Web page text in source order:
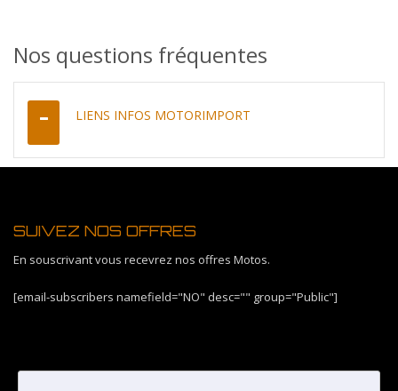
Nos questions fréquentes
LIENS INFOS MOTORIMPORT
SUIVEZ NOS OFFRES
En souscrivant vous recevrez nos offres Motos.
[email-subscribers namefield="NO" desc="" group="Public"]